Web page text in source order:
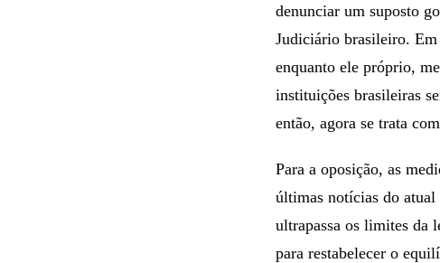
denunciar um suposto
Judiciário brasileiro. Em
enquanto ele próprio,
instituições brasileiras
então, agora se trata
Para a oposição, as
últimas notícias do
ultrapassa os limites da
para restabelecer o